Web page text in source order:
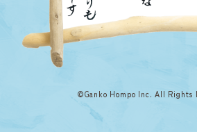
©Ganko Hompo Inc. All Rights